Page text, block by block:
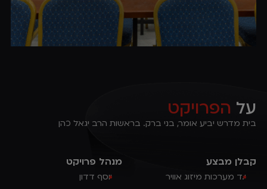
על הפרויקט
בית מדרש יביע אומר, בני ברק. בראשות הרב יגאל כהן
קבלן מבצע
י.ד מערכות מיזוג אוויר
מנהל פרויקט
יוסף דדון